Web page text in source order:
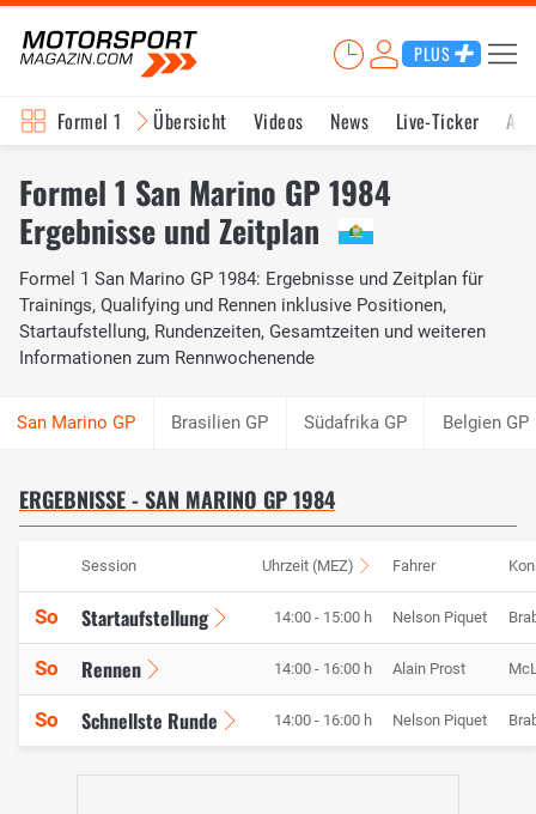
PLUS
Formel 1 Übersicht Videos News Live-Ticker
Formel 1 San Marino GP 1984
Ergebnisse und Zeitplan
Formel 1 San Marino GP 1984: Ergebnisse und Zeitplan für
Trainings, Qualifying und Rennen inklusive Positionen,
Startaufstellung, Rundenzeiten, Gesamtzeiten und weiteren
Informationen zum Rennwochenende
Brasilien GP Südafrika GP Belgien GP
ERGEBNISSE - SAN MARINO GP 1984
Session Uhrzeit (MEZ) Fahrer
So Startaufstellung 14:00 - 15:00 h Nelson Piquet
So Rennen 14:00 - 16:00 h Alain Prost
So Schnellste Runde 14:00 - 16:00 h Nelson Piquet